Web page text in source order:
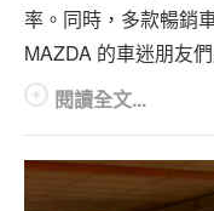
率。同時，多款暢銷
MAZDA 的車迷朋友
閱讀全文...